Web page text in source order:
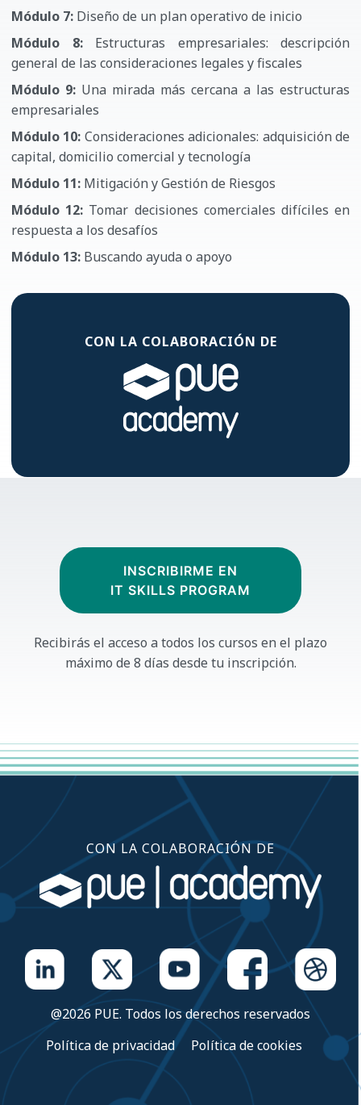
Módulo 7: Diseño de un plan operativo de inicio
Módulo 8:Estructuras empresariales: descripción
general de las consideraciones legales y fiscales
Módulo 9: Una mirada más cercana a las estructuras
empresariales
Módulo 10: Consideraciones adicionales: adquisición de
capital, domicilio comercial y tecnología
Módulo 11: Mitigación y Gestión de Riesgos
Módulo 12: Tomar decisiones comerciales difíciles en
respuesta a los desafíos
Módulo 13: Buscando ayuda o apoyo
CON LA COLABORACIÓN DE
INSCRIBIRME EN
IT SKILLS PROGRAM
Recibirás el acceso a todos los cursos en el plazo
máximo de 8 días desde tu inscripción.
CON LA COLABORACIÓN DE
@2026 PUE. Todos los derechos reservados
Política de privacidad
Política de cookies